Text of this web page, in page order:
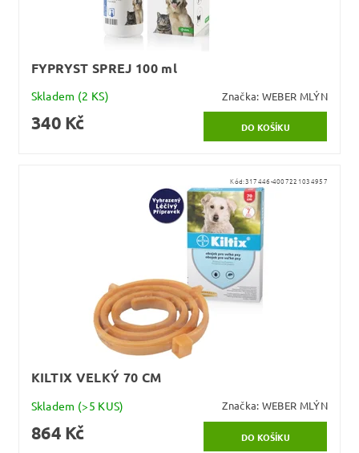
FYPRYST SPREJ 100 ml
Skladem (2 KS) Značka: WEBER MLÝN
340 Kč
Kód:317446-4007221034957
KILTIX VELKÝ 70 CM
Skladem (>5 KUS) Značka: WEBER MLÝN
864 Kč